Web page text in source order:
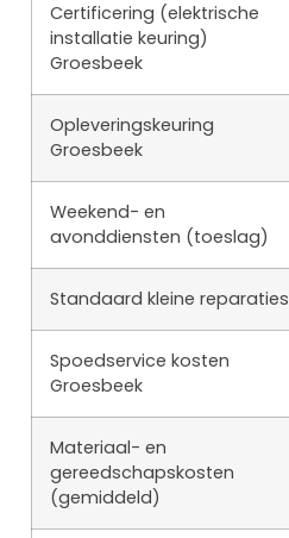
Certificering (elektrische
installatie keuring)
Groesbeek
Opleveringskeuring
Groesbeek
Weekend- en
avonddiensten (toeslag)
Standaard kleine reparaties
Spoedservice kosten
Groesbeek
Materiaal- en
gereedschapskosten
(gemiddeld)